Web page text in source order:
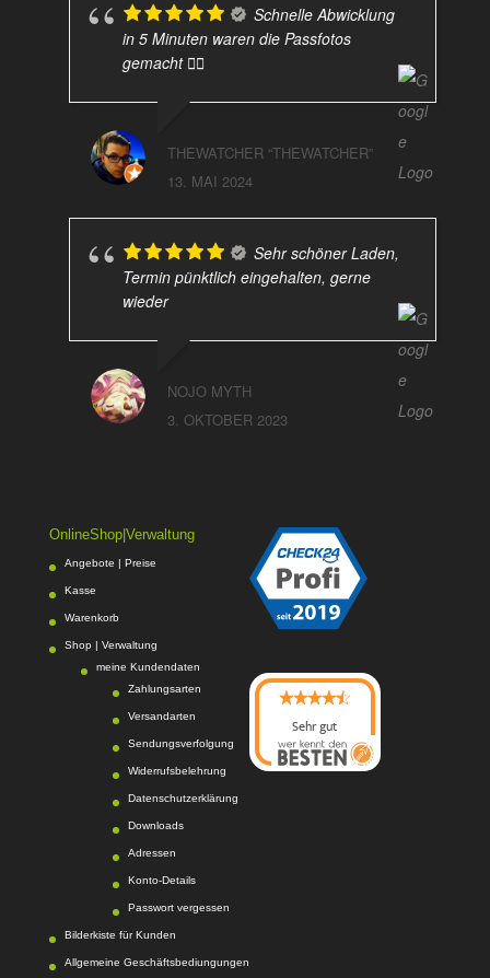
Schnelle Abwicklung
in 5 Minuten waren die Passfotos
gemacht 👍🏻
THEWATCHER “THEWATCHER”
13. MAI 2024
Sehr schöner Laden,
Termin pünktlich eingehalten, gerne
wieder
NOJO MYTH
3. OKTOBER 2023
OnlineShop|Verwaltung
Angebote | Preise
Kasse
Warenkorb
Shop | Verwaltung
meine Kundendaten
Zahlungsarten
Versandarten
Sendungsverfolgung
Widerrufsbelehrung
Datenschutzerklärung
Downloads
Adressen
Konto-Details
Passwort vergessen
Bilderkiste für Kunden
Allgemeine Geschäftsbediungungen
Sehr gut
08/2026
Photo-Proßwitzhat